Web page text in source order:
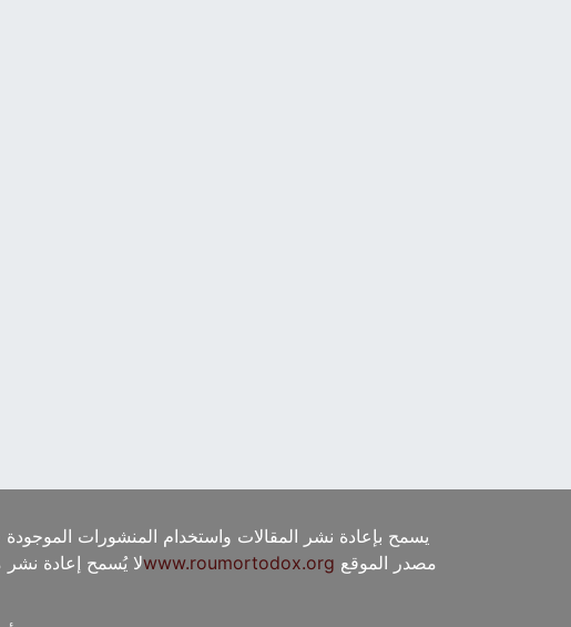
يسمح بإعادة نشر المقالات واستخدام المنشورات
مصدر الموقع www.roumortodox.orgلا يُسمح إعادة